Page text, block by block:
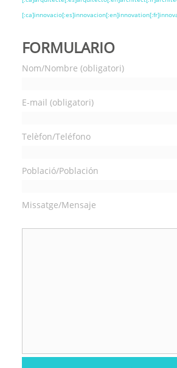
FORMULARIO
Nom/Nombre (obligatori)
E-mail (obligatori)
Telèfon/Teléfono
Població/Población
Missatge/Mensaje